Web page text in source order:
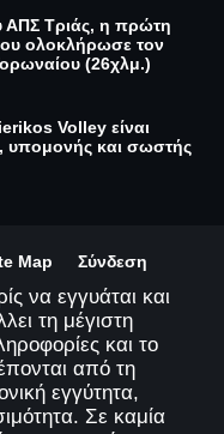
ΑΠΣ Τριάς, η πρώτη
ολοκλήρωσε τον
(26χλμ.)
Volley είναι
υπομονής και σωστής
Map Σύνδεση
να εγγυάται και
τη μέγιστη
και το
από τη
εγγύτητα,
Σε καμία